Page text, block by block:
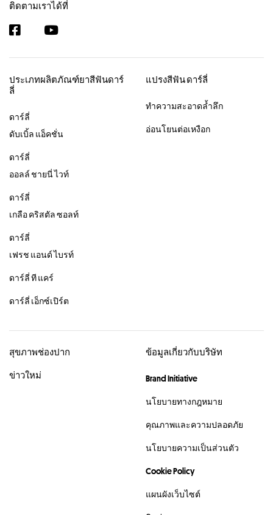
ติดตามเราได้ที่
ประเภทผลิตภัณฑ์ยาสีฟันดาร์
ลี่
ดาร์ลี่
ดับเบิ้ล แอ็คชั่น
ดาร์ลี่
ออลล์ ชายนี่ ไวท์
ดาร์ลี่
เกลือ คริสตัล ซอลท์
ดาร์ลี่
เฟรช แอนด์ ไบรท์
ดาร์ลี่ ที แคร์
ดาร์ลี่ เอ็กซ์เปิร์ต
แปรงสีฟัน ดาร์ลี่
ทำความสะอาดล้ำลึก
อ่อนโยนต่อเหงือก
สุขภาพช่องปาก
ข่าวใหม่
ข้อมูลเกี่ยวกับบริษัท
Brand Initiative
นโยบายทางกฎหมาย
คุณภาพและความปลอดภัย
นโยบายความเป็นส่วนตัว
Cookie Policy
แผนผังเว็บไซต์